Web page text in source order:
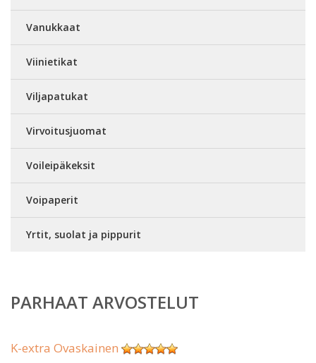
Vanukkaat
Viinietikat
Viljapatukat
Virvoitusjuomat
Voileipäkeksit
Voipaperit
Yrtit, suolat ja pippurit
PARHAAT ARVOSTELUT
K-extra Ovaskainen